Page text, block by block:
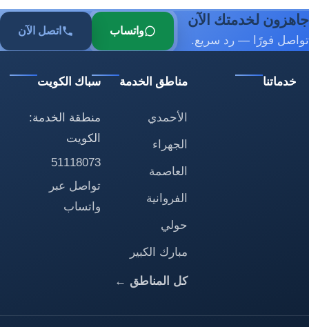
جاهزون لخدمتك الآن
تواصل فورًا — رد سريع.
واتساب اتصل الآن
خدماتنا مناطق الخدمة
الأحمدي
الجهراء
العاصمة
الفروانية
حولي
مبارك الكبير
كل المناطق ←
سباك الكويت
منطقة الخدمة:
الكويت
51118073
تواصل عبر
واتساب